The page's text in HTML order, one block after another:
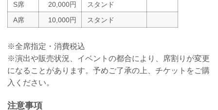
S席
20,000円
スタンド
A席
10,000円 スタンド
※全席指定・消費税込
※演出や販売状況、イベントの都合により、席割りが変更
になることがあります。予めご了承の上、チケットをご購
入ください。
注意事項